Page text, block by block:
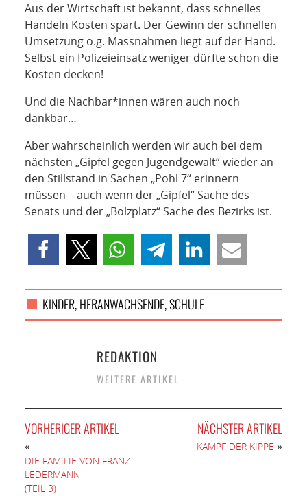
Aus der Wirtschaft ist bekannt, dass schnelles
Handeln Kosten spart. Der Gewinn der schnellen
Umsetzung o.g. Massnahmen liegt auf der Hand.
Selbst ein Polizeieinsatz weniger dürfte schon die
Kosten decken!
Und die Nachbar*innen wären auch noch
dankbar…
Aber wahrscheinlich werden wir auch bei dem
nächsten „Gipfel gegen Jugendgewalt“ wieder an
den Stillstand in Sachen „Pohl 7“ erinnern
müssen – auch wenn der „Gipfel“ Sache des
Senats und der „Bolzplatz“ Sache des Bezirks ist.
KINDER, HERANWACHSENDE, SCHULE
REDAKTION
WEITERE ARTIKEL
VORHERIGER ARTIKEL
«
DIE FAMILIE VON FRANZ
LEDERMANN
(TEIL 3)
NÄCHSTER ARTIKEL
KAMPF DER KIPPE »